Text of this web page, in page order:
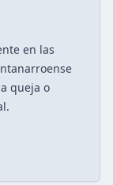
en las
queja o